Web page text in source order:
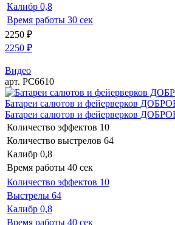
Калибр 0,8
Время работы 30 сек
2250 ₽
2250 ₽
Видео
арт. РС6610
Батареи салютов и фейерверков
Батареи салютов и фейерверков
Количество эффектов 10
Количество выстрелов 64
Калибр 0,8
Время работы 40 сек
Количество эффектов 10
Выстрелы 64
Калибр 0,8
Время работы 40 сек